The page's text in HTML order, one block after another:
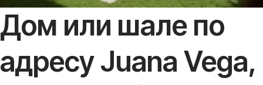
Дом или шале по
адресу Juana Vega,